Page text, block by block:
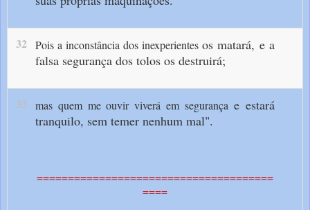
32 Pois a inconstância dos inexperientesos matará,e a
falsa segurança dos tolos os destruirá;
33 mas quem me ouvir viverá em segurançae estará
tranquilo, sem temer nenhum mal".
======================================
====